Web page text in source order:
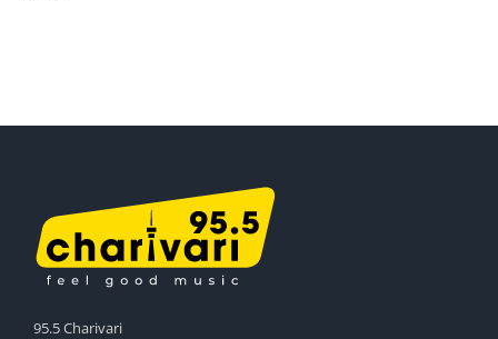
95.5 Charivari